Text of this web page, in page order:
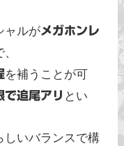
ャルがメガホンレ
を補うことが可
で追尾アリ とい
しいバランスで構